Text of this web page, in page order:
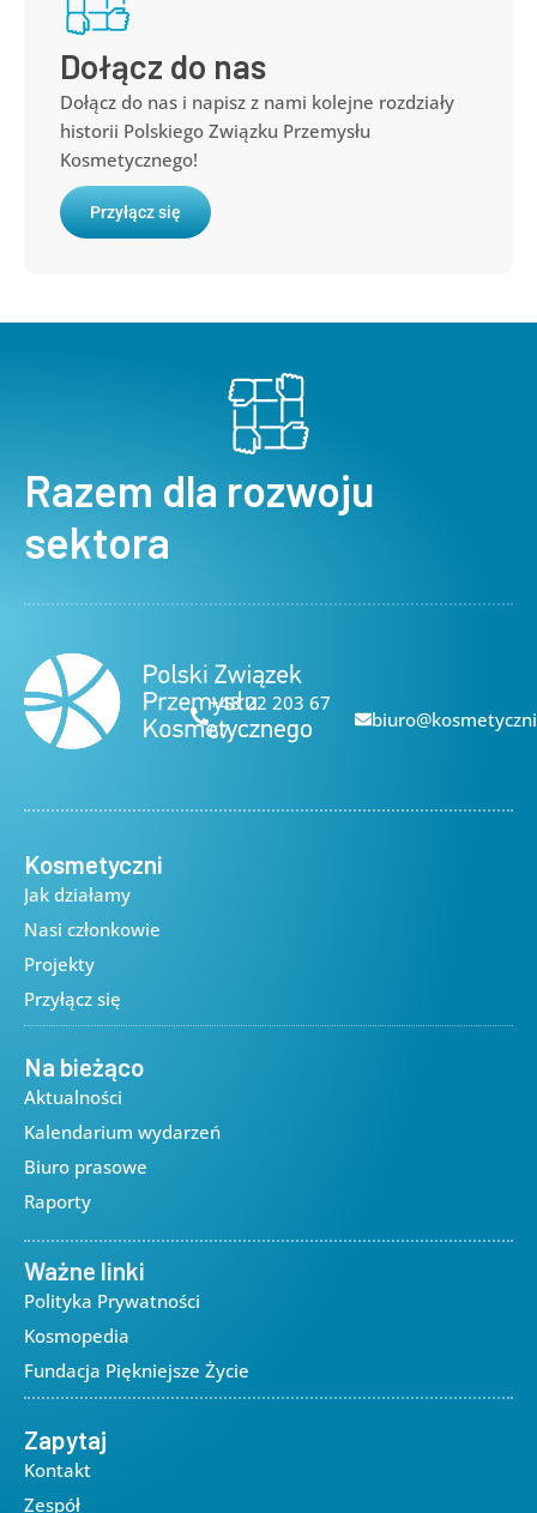
Dołącz do nas
Dołącz do nas i napisz z nami kolejne rozdziały
historii Polskiego Związku Przemysłu
Kosmetycznego!
Przyłącz się
Razem dla rozwoju
sektora
+48 22 203 67
67
Kosmetyczni
Jak działamy
Nasi członkowie
Projekty
Przyłącz się
Na bieżąco
Aktualności
Kalendarium wydarzeń
Biuro prasowe
Raporty
Ważne linki
Polityka Prywatności
Kosmopedia
Fundacja Piękniejsze Życie
Zapytaj
Kontakt
Zespół